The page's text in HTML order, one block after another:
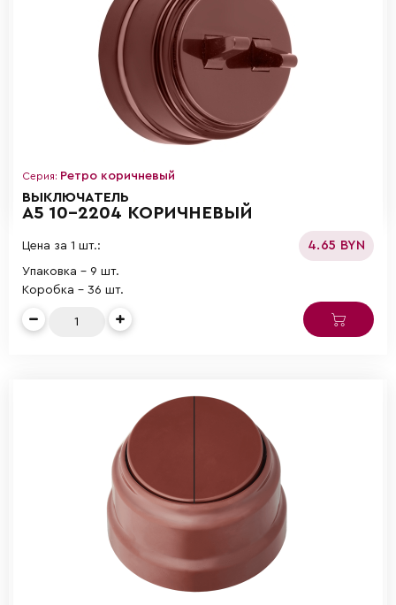
Серия: Ретро коричневый
ВЫКЛЮЧАТЕЛЬ
А5 10-2204 КОРИЧНЕВЫЙ
Цена за 1 шт.: 4.65 BYN
Упаковка - 9 шт.
Коробка - 36 шт.